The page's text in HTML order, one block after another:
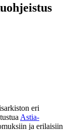
eri
Astia-
ja erilaisiin